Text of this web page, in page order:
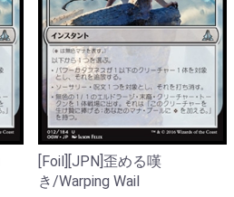
[Foil][JPN]歪める嘆
き/Warping Wail